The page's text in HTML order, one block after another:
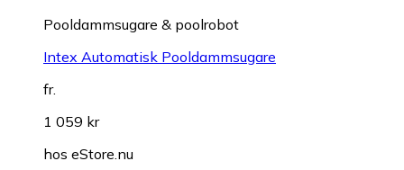
Pooldammsugare & poolrobot
Intex Automatisk Pooldammsugare
fr.
1 059 kr
hos eStore.nu